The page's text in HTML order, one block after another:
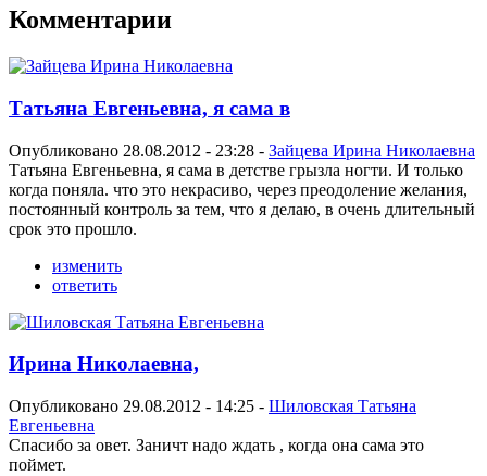
Комментарии
Татьяна Евгеньевна, я сама в
Опубликовано 28.08.2012 - 23:28 - Зайцева Ирина Николаевна
Татьяна Евгеньевна, я сама в детстве грызла ногти. И только
когда поняла. что это некрасиво, через преодоление желания,
постоянный контроль за тем, что я делаю, в очень длительный
срок это прошло.
изменить
ответить
Ирина Николаевна,
Опубликовано 29.08.2012 - 14:25 - Шиловская Татьяна
Евгеньевна
Спасибо за овет. Заничт надо ждать , когда она сама это
поймет.